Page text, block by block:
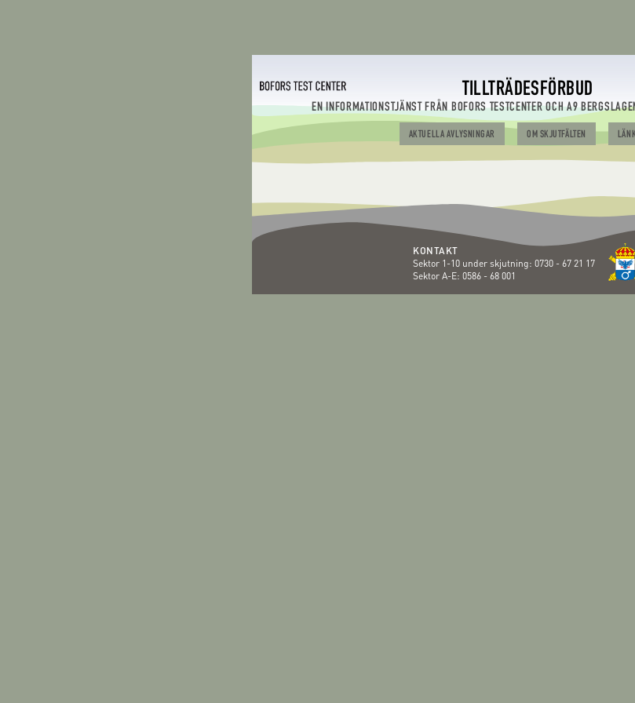
TILLTRÄDESFÖRBUD
EN INFORMATIONSTJÄNST FRÅN BOFORS TESTCENTER OCH A9
AKTUELLA AVLYSNINGAR OM SKJUTFÄLTEN
KONTAKT
Sektor 1-10 under skjutning: 0730 - 67 21 17
Sektor A-E: 0586 - 68 001